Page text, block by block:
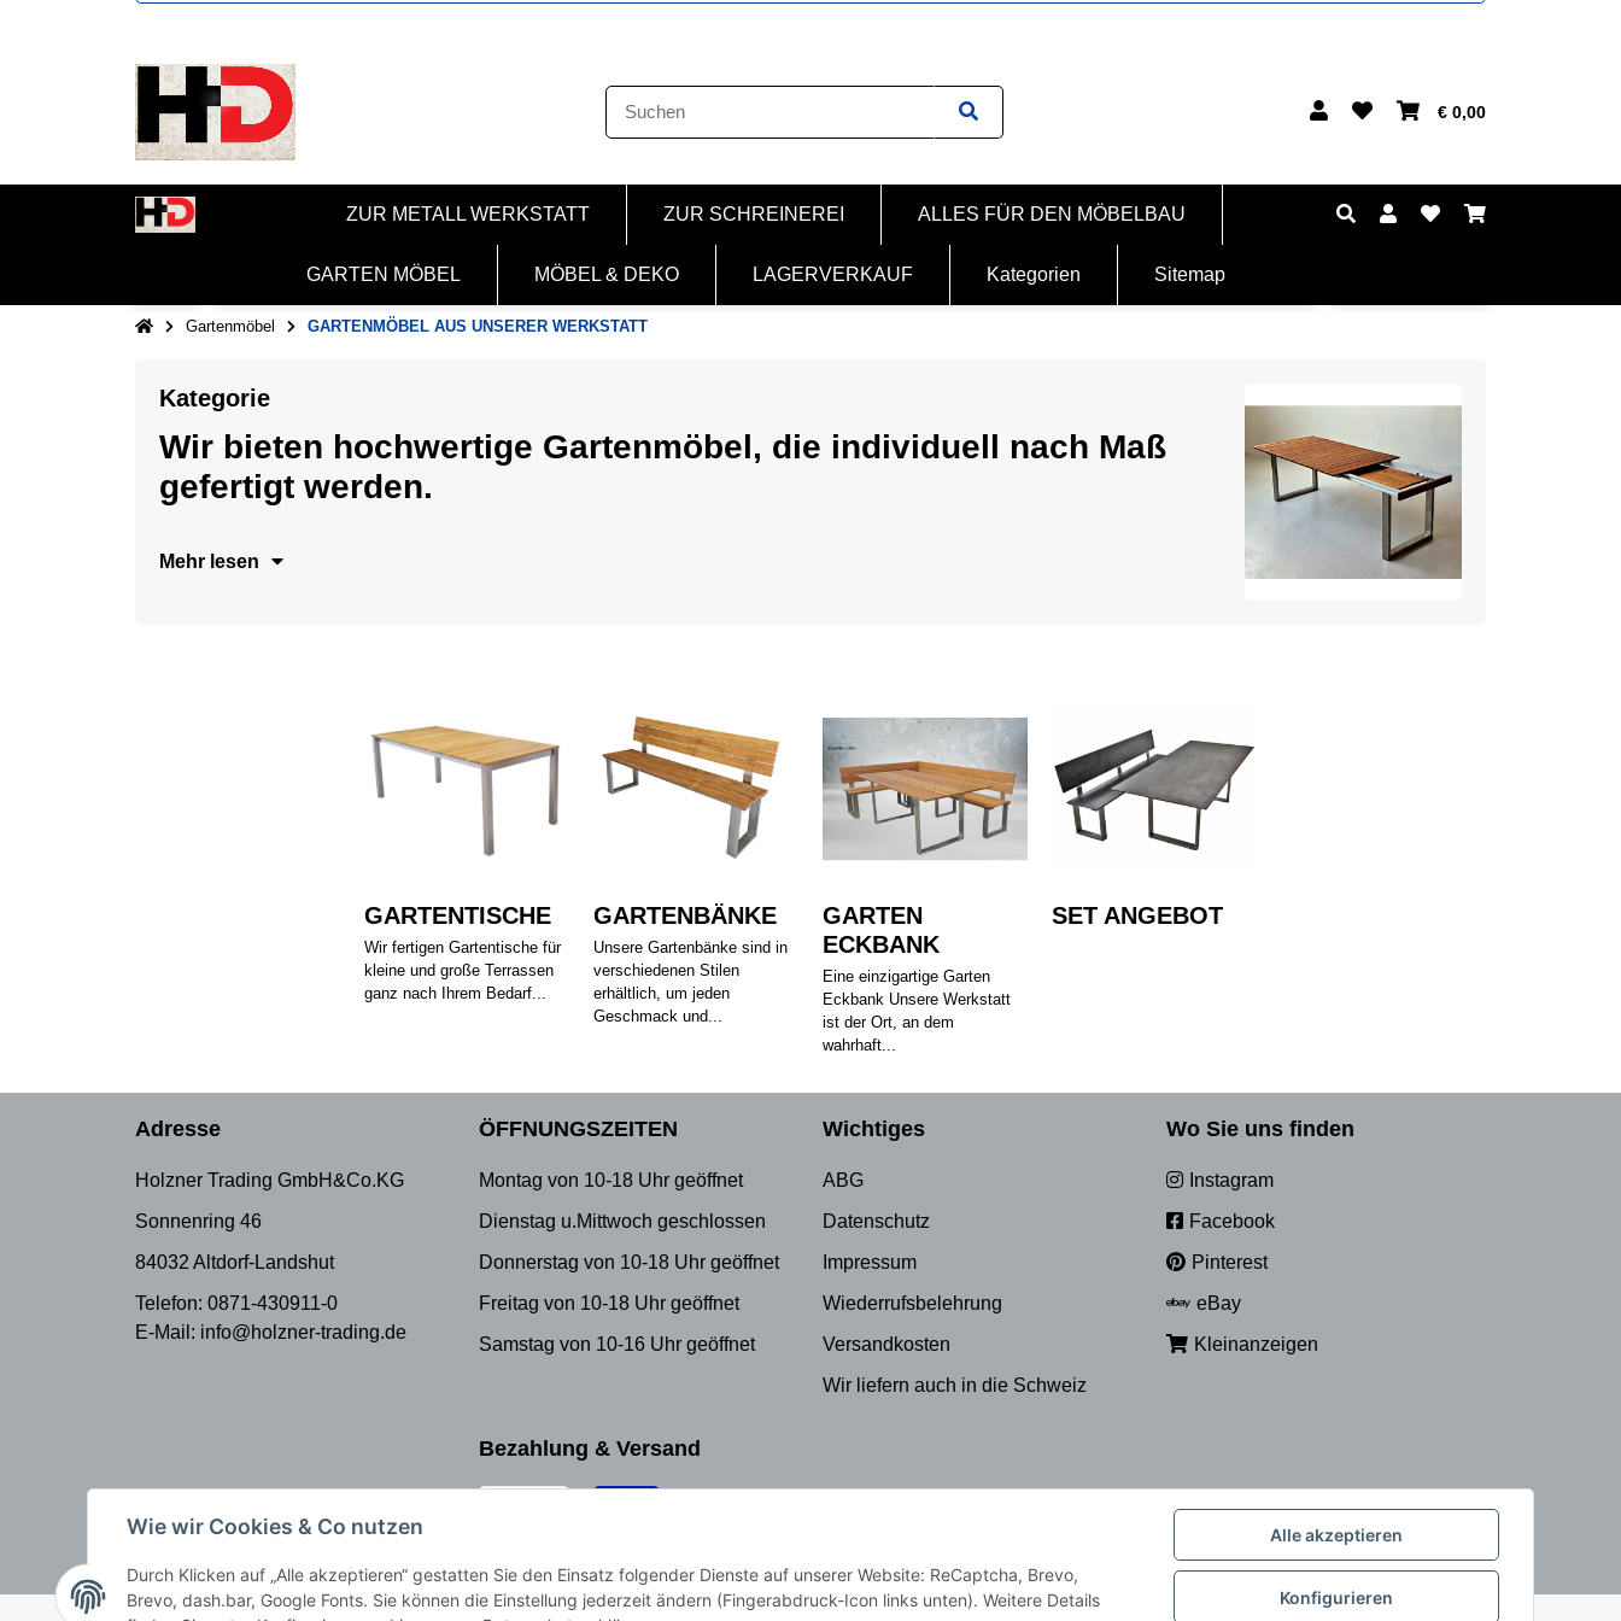
€ 0,00
ZUR METALL WERKSTATT ZUR SCHREINEREI ALLES FÜR DEN MÖBELBAU
GARTEN MÖBEL MÖBEL & DEKO LAGERVERKAUF Kategorien Sitemap
Gartenmöbel GARTENMÖBEL AUS UNSERER WERKSTATT
Kategorie
Wir bieten hochwertige Gartenmöbel, die individuell nach Maß
gefertigt werden.
Dabei kombinieren wir traditionelles
präsentieren,
die sowohl ästhetisch ansprechend als
Unsere sorgfältige Verarbeitung
Mehr lesen
GARTENTISCHE
Wir fertigen Gartentische für
kleine und große Terrassen
ganz nach Ihrem Bedarf...
GARTENBÄNKE
Unsere Gartenbänke sind in
verschiedenen Stilen
erhältlich, um jeden
Geschmack und...
GARTEN
ECKBANK
Eine einzigartige Garten
Eckbank Unsere Werkstatt
ist der Ort, an dem
wahrhaft...
SET ANGEBOT
Adresse
Holzner Trading GmbH&Co.KG
Sonnenring 46
84032 Altdorf-Landshut
Telefon: 0871-430911-0
E-Mail: info@holzner-trading.de
ÖFFNUNGSZEITEN
Montag von 10-18 Uhr geöffnet
Dienstag u.Mittwoch geschlossen
Donnerstag von 10-18 Uhr geöffnet
Freitag von 10-18 Uhr geöffnet
Samstag von 10-16 Uhr geöffnet
Wichtiges
ABG
Datenschutz
Impressum
Wiederrufsbelehrung
Versandkosten
Wir liefern auch in die Schweiz
Wo Sie uns finden
Instagram
Facebook
Pinterest
eBay
Kleinanzeigen
Bezahlung & Versand
Alle akzeptieren
Konfigurieren
Wie wir Cookies & Co nutzen
Durch Klicken auf „Alle akzeptieren“ gestatten Sie den Einsatz folgender Dienste auf unserer Website: ReCaptcha, Brevo,
Brevo, dash.bar, Google Fonts. Sie können die Einstellung jederzeit ändern (Fingerabdruck-Icon links unten). Weitere Details